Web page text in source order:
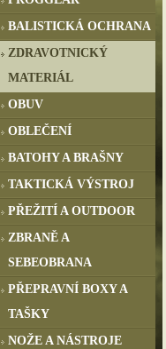
BALISTICKÁ OCHRANA
ZDRAVOTNICKÝ
MATERIÁL
OBUV
OBLEČENÍ
BATOHY A BRAŠNY
TAKTICKÁ VÝSTROJ
PŘEŽITÍ A OUTDOOR
ZBRANĚ A
SEBEOBRANA
PŘEPRAVNÍ BOXY A
TAŠKY
NOŽE A NÁSTROJE